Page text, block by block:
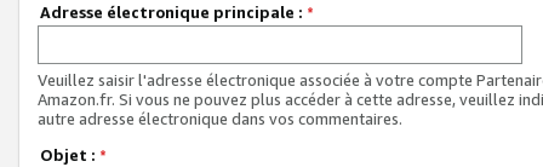
Adresse électronique principale : *
Veuillez saisir l'adresse électronique associée à votre compte
Amazon.fr. Si vous ne pouvez plus accéder à cette adresse, veuillez
autre adresse électronique dans vos commentaires.
Objet : *